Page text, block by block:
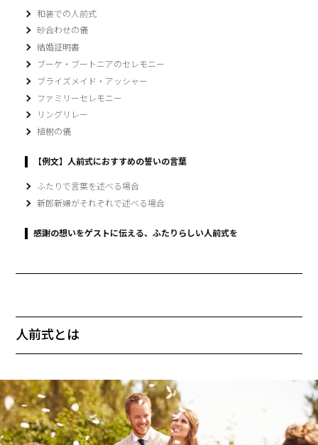
和装での人前式
砂合わせの儀
結婚証明書
ブーケ・ブートニアのセレモニー
ブライズメイド・アッシャー
ファミリーセレモニー
リングリレー
植樹の儀
【例文】人前式におすすめの誓いの言葉
ふたりで言葉を述べる場合
新郎新婦がそれぞれで述べる場合
感謝の想いをゲストに伝える、ふたりらしい人前式を
人前式とは